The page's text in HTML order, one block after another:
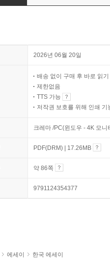
2026년 06월 20일
배송 없이 구매 후 바로 읽기
제한없음
TTS 가능
저작권 보호를 위해 인쇄 기
크레마 /PC(윈도우 - 4K 모
PDF(DRM) | 17.26MB
약 86쪽
9791124354377
에세이 한국 에세이